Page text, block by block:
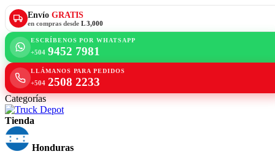
Envío GRATIS
en compras desde L 3,000
ESCRÍBENOS POR WHATSAPP
+504 9452 7981
LLÁMANOS PARA PEDIDOS
+504 2508 2233
Categorías
Tienda
Honduras